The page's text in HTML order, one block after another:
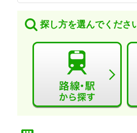
探し方を選んでくださ